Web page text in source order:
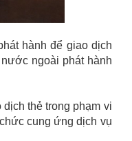
hành để giao dịch
ngoài phát hành
thẻ trong phạm vi
cung ứng dịch vụ